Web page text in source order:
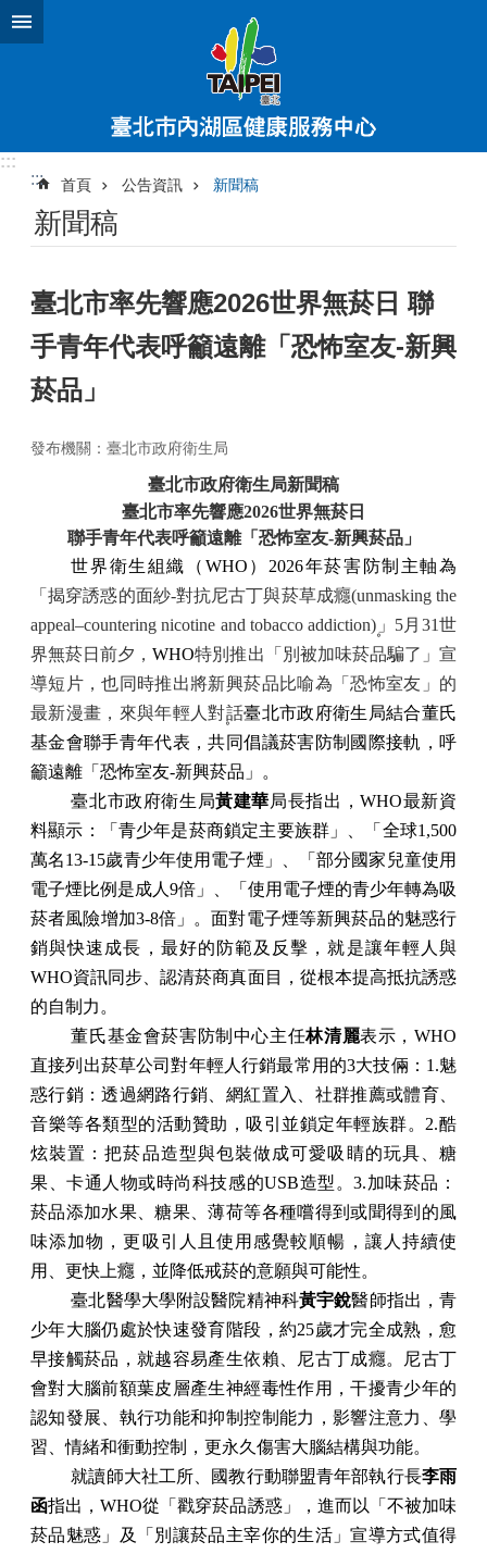
跳到主要內容區塊
:::
:::
首頁 公告資訊 新聞稿
新聞稿
臺北市率先響應2026世界無菸日 聯
手青年代表呼籲遠離「恐怖室友-新興
菸品」
發布機關：臺北市政府衛生局
臺北市政府衛生局新聞稿
臺北市率先響應2026世界無菸日
聯手青年代表呼籲遠離「恐怖室友-新興菸品」
世界衛生組織（ WHO ） 2026年菸害防制主軸為
「揭穿誘惑的面紗-對抗尼古丁與菸草成癮(unmasking the
appeal–countering nicotine and tobacco addiction)」 5月31世
界無菸日前夕，WHO特別推出「別被加味菸品騙了」宣
導短片，也同時推出將新興菸品比喻為「恐怖室友」的
最新漫畫，來與年輕人對話臺北市政府衛生局結合董氏
基金會聯手青年代表，共同倡議菸害防制國際接軌，呼
籲遠離「恐怖室友-新興菸品」。
臺北市政府衛生局黃建華局長指出，WHO最新資
料顯示：「青少年是菸商鎖定主要族群」、「全球1,500
萬名13-15歲青少年使用電子煙」、「部分國家兒童使用
電子煙比例是成人 9倍」、「使用電子煙的青少年轉為吸
菸者風險增加3-8倍」。面對電子煙等新興菸品的魅惑行
銷與快速成長，最好的防範及反擊，就是讓年輕人與
WHO資訊同步、認清菸商真面目，從根本提高抵抗誘惑
的自制力。
董氏基金會菸害防制中心主任林清麗表示，WHO
直接列出菸草公司對年輕人行銷最常用的3大技倆： 1.魅
惑行銷：透過網路行銷、網紅置入、社群推薦或體育、
音樂等各類型的活動贊助，吸引並鎖定年輕族群。 2.酷
炫裝置：把菸品造型與包裝做成可愛吸睛的玩具、糖
果、卡通人物或時尚科技感的USB造型。3.加味菸品：
菸品添加水果、糖果、薄荷等各種嚐得到或聞得到的風
味添加物，更吸引人且使用感覺較順暢，讓人持續使
用、更快上癮，並降低戒菸的意願與可能性。
臺北醫學大學附設醫院精神科黃宇銳醫師指出，青
少年大腦仍處於快速發育階段，約25歲才完全成熟，愈
早接觸菸品，就越容易產生依賴、尼古丁成癮。尼古丁
會對大腦前額葉皮層產生神經毒性作用，干擾青少年的
認知發展、執行功能和抑制控制能力，影響注意力、學
習、情緒和衝動控制，更永久傷害大腦結構與功能。
就讀師大社工所、國教行動聯盟青年部執行長李雨
函指出，WHO從「戳穿菸品誘惑」，進而以「不被加味
菸品魅惑」及「別讓菸品主宰你的生活」宣導方式值得